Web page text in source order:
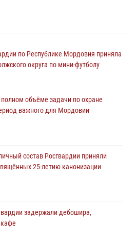
по Республике Мордовия приняла
округа по мини-футболу
объёме задачи по охране
важного для Мордовии
состав Росгвардии приняли
25-летию канонизации
задержали дебошира,